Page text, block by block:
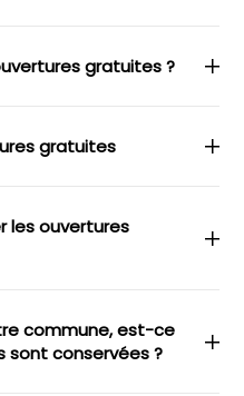
gratuites ?
gratuites
les ouvertures
commune, est-ce
sont conservées ?